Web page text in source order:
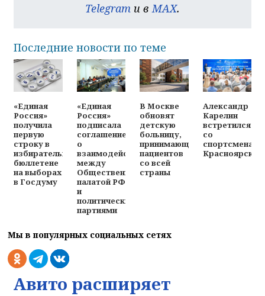
Telegram и в MAX.
Последние новости по теме
«Единая
Россия»
получила
первую
строку в
избирательном
бюллетене
на выборах
в Госдуму
«Единая
Россия»
подписала
соглашение
о
взаимодействии
между
Общественной
палатой РФ
и
политическими
партиями
В Москве
обновят
детскую
больницу,
принимающую
пациентов
со всей
страны
Александр
Карелин
встретился
со
спортсменами
Красноярска
Мы в популярных социальных сетях
Авито расширяет